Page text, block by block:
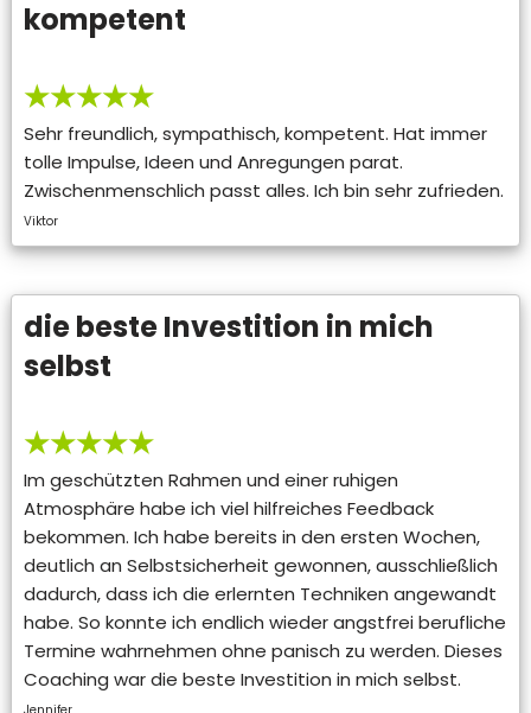
kompetent
★★★★★
Sehr freundlich, sympathisch, kompetent. Hat immer
tolle Impulse, Ideen und Anregungen parat.
Zwischenmenschlich passt alles. Ich bin sehr zufrieden.
Viktor
die beste Investition in mich
selbst
★★★★★
Im geschützten Rahmen und einer ruhigen
Atmosphäre habe ich viel hilfreiches Feedback
bekommen. Ich habe bereits in den ersten Wochen,
deutlich an Selbstsicherheit gewonnen, ausschließlich
dadurch, dass ich die erlernten Techniken angewandt
habe. So konnte ich endlich wieder angstfrei berufliche
Termine wahrnehmen ohne panisch zu werden. Dieses
Coaching war die beste Investition in mich selbst.